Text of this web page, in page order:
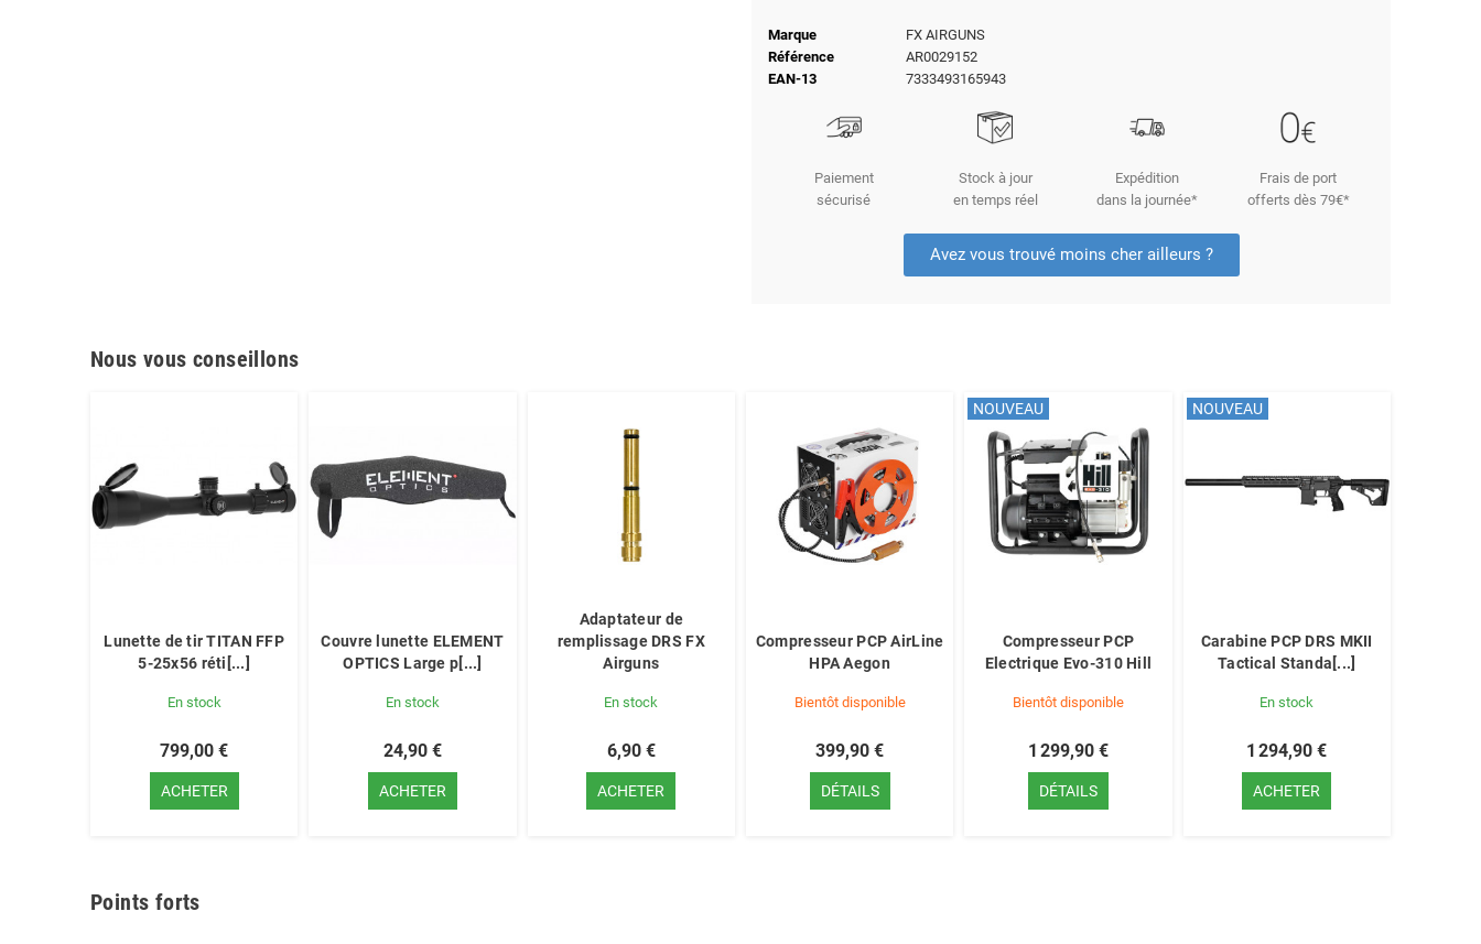
Marque
FX AIRGUNS
Référence
AR0029152
EAN-13
7333493165943
Paiement
sécurisé
Stock à jour
en temps réel
Expédition
dans la journée*
Frais de port
offerts dès 79€*
Avez vous trouvé moins cher ailleurs ?
Nous vous conseillons
Lunette de tir TITAN FFP
5-25x56 réti[...]
En stock
799,00 €
ACHETER
Couvre lunette ELEMENT
OPTICS Large p[...]
En stock
24,90 €
ACHETER
Adaptateur de
remplissage DRS FX
Airguns
En stock
6,90 €
ACHETER
Compresseur PCP AirLine
HPA Aegon
Bientôt disponible
399,90 €
DÉTAILS
NOUVEAU
Compresseur PCP
Electrique Evo-310 Hill
Bientôt disponible
1 299,90 €
DÉTAILS
NOUVEAU
Carabine PCP DRS MKII
Tactical Standa[...]
En stock
1 294,90 €
ACHETER
Points forts